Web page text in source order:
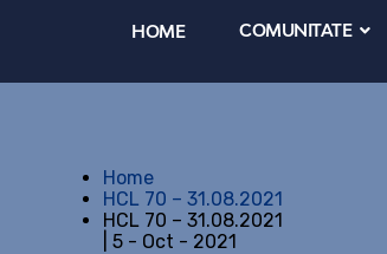
HOME COMUNITATE
Home
HCL 70 – 31.08.2021
HCL 70 – 31.08.2021
| 5 - Oct - 2021